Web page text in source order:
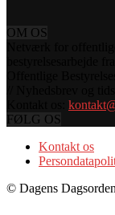
OM OS
FØLG OS
Kontakt os
© Dagens